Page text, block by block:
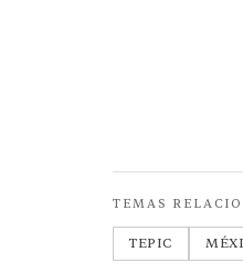
TEMAS
TEPIC